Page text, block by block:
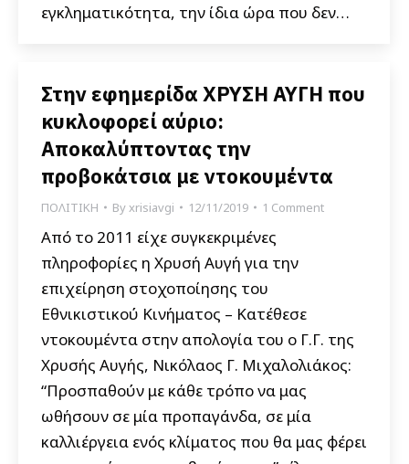
εγκληματικότητα, την ίδια ώρα που δεν…
Στην εφημερίδα ΧΡΥΣΗ ΑΥΓΗ που
κυκλοφορεί αύριο:
Αποκαλύπτοντας την
προβοκάτσια με ντοκουμέντα
ΠΟΛΙΤΙΚΗ Byxrisiavgi 12/11/2019 1 Comment
Από το 2011 είχε συγκεκριμένες
πληροφορίες η Χρυσή Αυγή για την
επιχείρηση στοχοποίησης του
Εθνικιστικού Κινήματος – Κατέθεσε
ντοκουμέντα στην απολογία του ο Γ.Γ. της
Χρυσής Αυγής, Νικόλαος Γ. Μιχαλολιάκος:
“Προσπαθούν με κάθε τρόπο να μας
ωθήσουν σε μία προπαγάνδα, σε μία
καλλιέργεια ενός κλίματος που θα μας φέρει